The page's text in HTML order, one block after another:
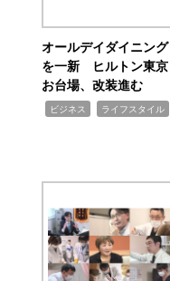
オールデイダイニング
を一新 ヒルトン東京
お台場、改装進む
ビジネス ライフスタイル